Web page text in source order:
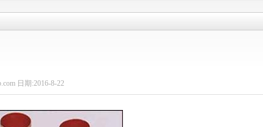
日期:2016-8-22